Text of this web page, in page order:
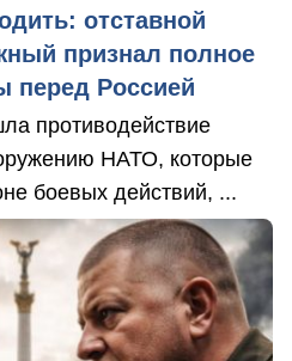
отставной
признал полное
перед Россией
противодействие
НАТО, которые
боевых действий, ...